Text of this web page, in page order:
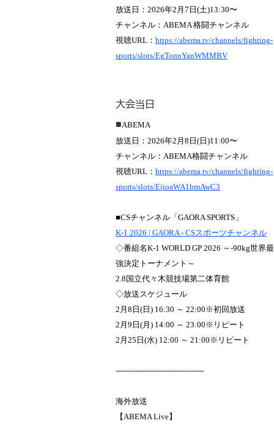
放送日：2026年2月7日(土)13:30〜
チャンネル：ABEMA 格闘チャンネル
視聴URL：https://abema.tv/channels/fighting-
sports/slots/EgTonnYanWMMBV
大会当日
■ABEMA
放送日：2026年2月8日(日)11:00〜
チャンネル：ABEMA格闘チャンネル
視聴URL：https://abema.tv/channels/fighting-
sports/slots/EjioaWA1bmAwC3
■CSチャンネル「GAORA SPORTS」
K-1 2026 | GAORA - CSスポーツチャンネル
◇番組名K-1 WORLD GP 2026 ～-90kg世界最
強決定トーナメント～
2.8国立代々木競技場第二体育館
◇放送スケジュール
2月8日(日) 16:30 ～ 22:00※初回放送
2月9日(月) 14:00 ～ 23:00※リピート
2月25日(水) 12:00 ～ 21:00※リピート
------------------------------------
海外放送
【ABEMA Live】